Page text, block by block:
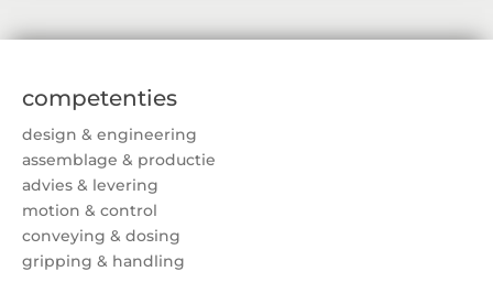
competenties
design & engineering
assemblage & productie
advies & levering
motion & control
conveying & dosing
gripping & handling